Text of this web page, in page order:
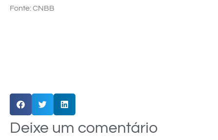
Fonte: CNBB
Deixe um comentário